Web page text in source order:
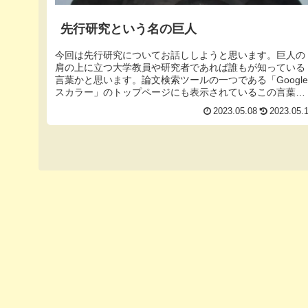
先行研究という名の巨人
今回は先行研究についてお話ししようと思います。巨人の
肩の上に立つ大学教員や研究者であれば誰もが知っている
言葉かと思います。論文検索ツールの一つである「Google
スカラー」のトップページにも表示されているこの言葉、
2023.05.08